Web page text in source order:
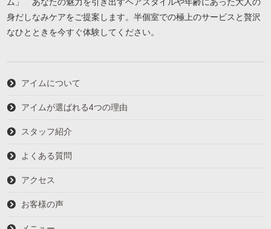
身だしなみケアをご提案します。半個室での極上のサービスと贅沢
なひとときを今すぐ体験してください。
アイムについて
アイムが選ばれる4つの理由
スタッフ紹介
よくある質問
アクセス
お客様の声